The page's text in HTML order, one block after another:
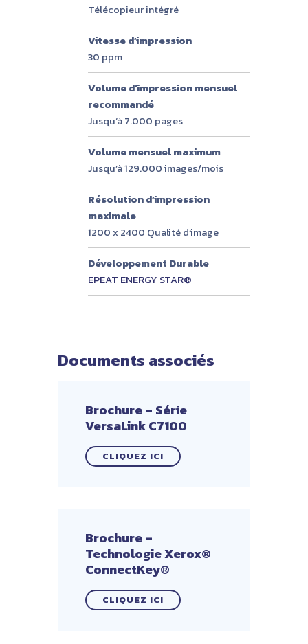
Télécopieur intégré
Vitesse d’impression
30 ppm
Volume d’impression mensuel
recommandé
Jusqu’à 7.000 pages
Volume mensuel maximum
Jusqu’à 129.000 images/mois
Résolution d’impression
maximale
1200 x 2400 Qualité d’image
Développement Durable
EPEAT ENERGY STAR®
Documents associés
Brochure – Série
VersaLink C7100
CLIQUEZ ICI
Brochure –
Technologie Xerox®
ConnectKey®
CLIQUEZ ICI